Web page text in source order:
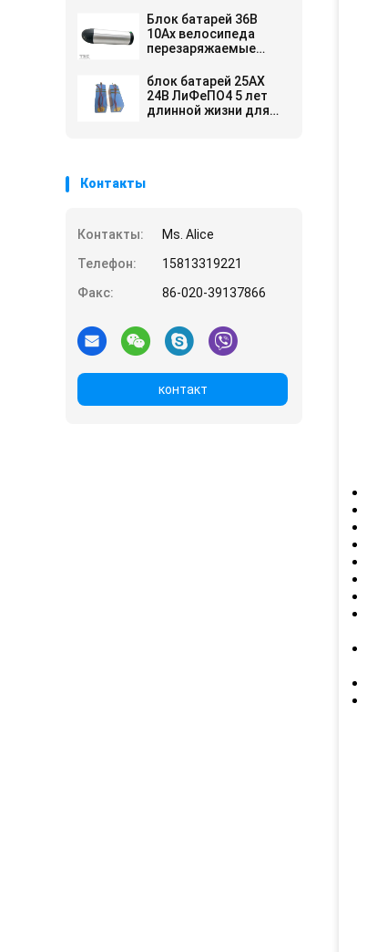
круга E-скутера
глубокого
Блок батарей 36В
10Ах велосипеда
перезаряжаемые
10С4П электрический
блок батарей 25АХ
24В ЛиФеПО4 5 лет
длинной жизни для
Контакты
Контакты:
Ms. Alice
Телефон:
15813319221
Факс:
86-020-39137866
контакт